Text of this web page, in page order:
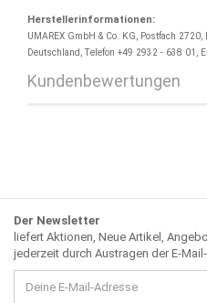
Herstellerinformationen:
UMAREX GmbH & Co. KG, Postfach
Deutschland, Telefon +49 2932 - 638 01,
Kundenbewertungen
Der Newsletter
liefert Aktionen, Neue Artikel,
jederzeit durch Austragen der E-